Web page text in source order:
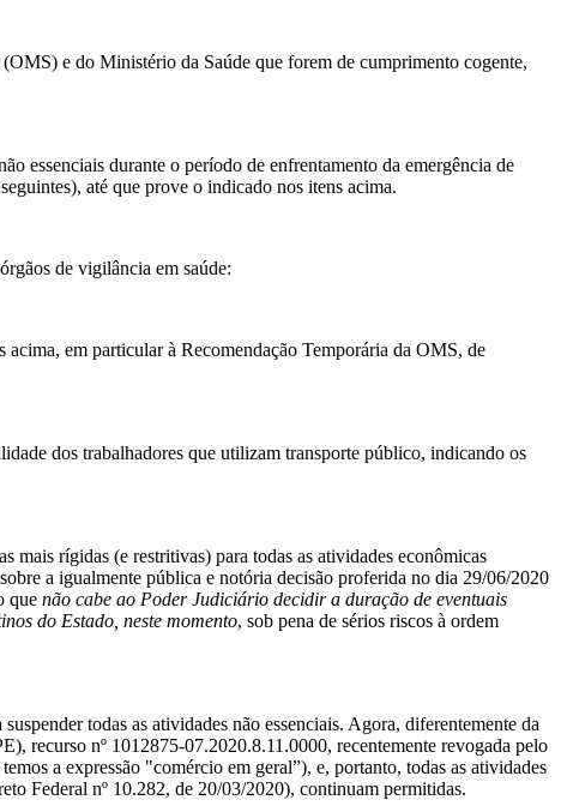
e do Ministério da Saúde que forem de cumprimento cogente,
essenciais durante o período de enfrentamento da emergência de
até que prove o indicado nos itens acima.
de vigilância em saúde:
em particular à Recomendação Temporária da OMS, de
dos trabalhadores que utilizam transporte público, indicando os
rígidas (e restritivas) para todas as atividades econômicas
a igualmente pública e notória decisão proferida no dia 29/06/2020
que não cabe ao Poder Judiciário decidir a duração de eventuais
do Estado, neste momento, sob pena de sérios riscos à ordem
todas as atividades não essenciais. Agora, diferentemente da
recurso nº 1012875-07.2020.8.11.0000, recentemente revogada pelo
a expressão "comércio em geral”), e, portanto, todas as atividades
Federal nº 10.282, de 20/03/2020), continuam permitidas.